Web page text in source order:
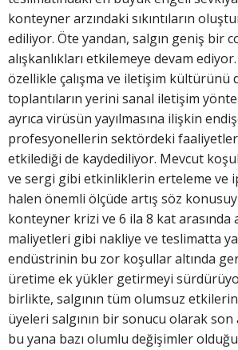
konteyner arzındaki sıkıntıların
ediliyor. Öte yandan, salgın geniş bir
alışkanlıkları etkilemeye devam
özellikle çalışma ve iletişim kültürünü
toplantıların yerini sanal iletişim
ayrıca virüsün yayılmasına ilişkin
profesyonellerin sektördeki faaliyetlere
etkilediği de kaydediliyor. Mevcut
ve sergi gibi etkinliklerin erteleme ve
halen önemli ölçüde artış söz
konteyner krizi ve 6 ila 8 kat arasında
maliyetleri gibi nakliye ve teslimatta
endüstrinin bu zor koşullar altında
üretime ek yükler getirmeyi
birlikte, salgının tüm olumsuz
üyeleri salgının bir sonucu olarak
bu yana bazı olumlu değişimler